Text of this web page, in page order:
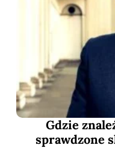
Gdzie
sprawdzone